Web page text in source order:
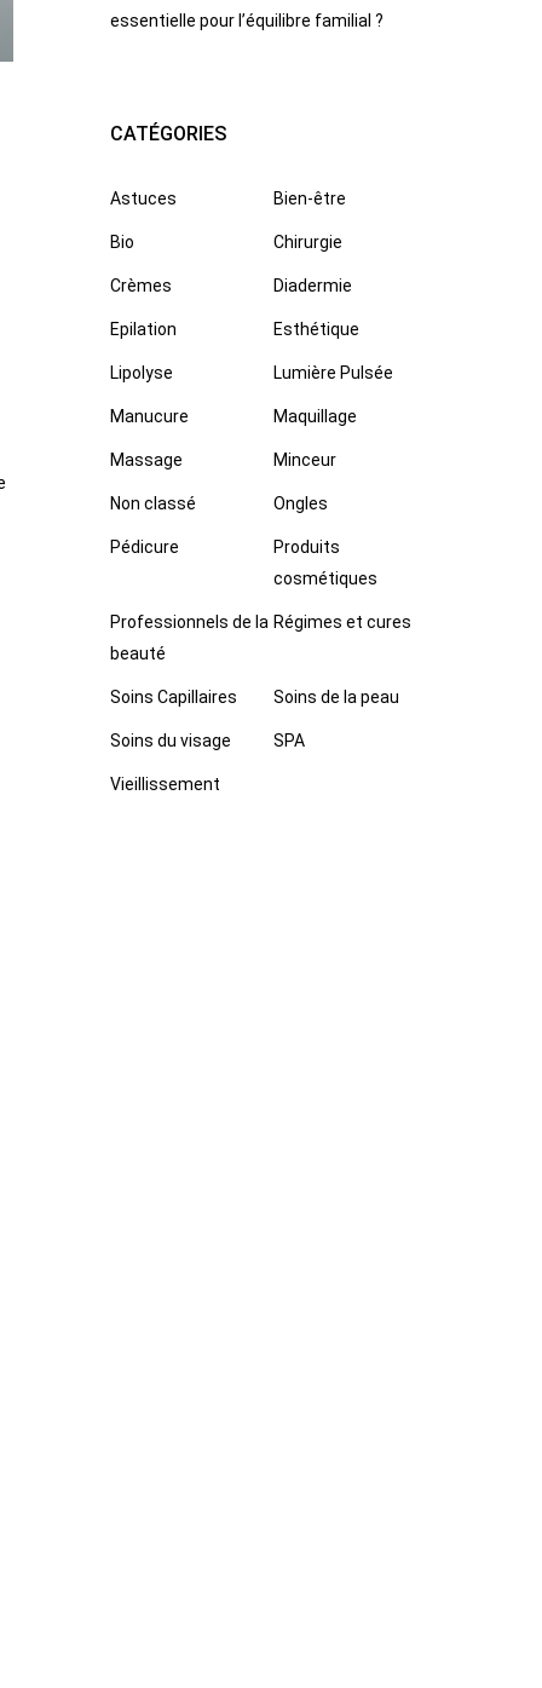
essentielle pour l’équilibre familial ?
CATÉGORIES
Astuces Bien-être
Bio Chirurgie
Crèmes Diadermie
Epilation Esthétique
Lipolyse Lumière Pulsée
Manucure Maquillage
Massage Minceur
Non classé Ongles
Pédicure
Produits
cosmétiques
Professionnels de la
beauté
Régimes et cures
Soins Capillaires Soins de la peau
Soins du visage SPA
Vieillissement